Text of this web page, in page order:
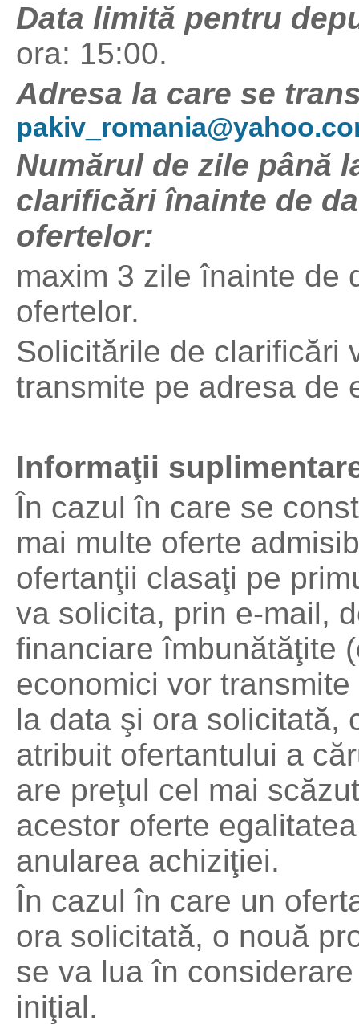
Data limită pentru
ora: 15:00.
Adresa la care se
Numărul de zile până
clarificări înainte de
ofertelor:
maxim 3 zile înainte de
ofertelor.
Solicitările de clarificări
transmite pe adresa de
Informaţii
În cazul în care se
mai multe oferte
ofertanţii clasaţi pe
va solicita, prin e-mail,
financiare îmbunătăţite
economici vor
la data şi ora solicitată,
atribuit ofertantului a
are preţul cel mai
acestor oferte
anularea achiziţiei.
În cazul în care un
ora solicitată, o nouă
se va lua în
iniţial.